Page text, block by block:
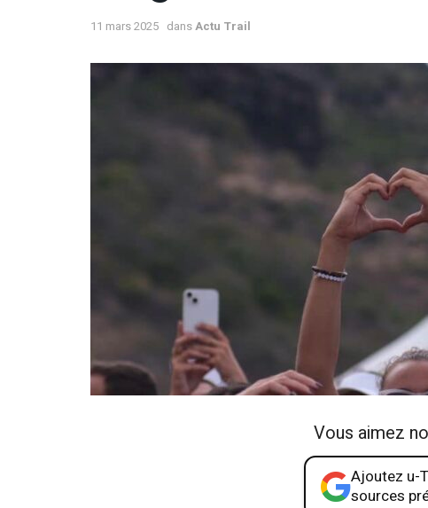
11 mars 2025 dansActu Trail
Vous aimez
Ajoutez u-
sources